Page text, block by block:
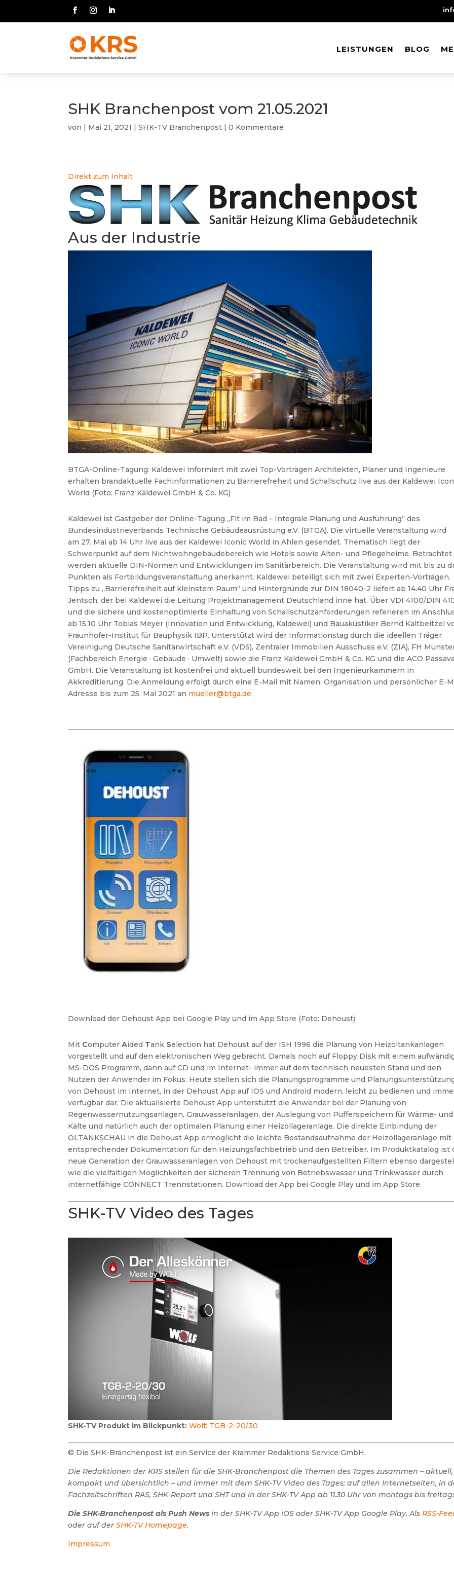
LEISTUNGEN BLOG
LEISTUNGEN BLOG
SHK Branchenpost vom 21.05.2021
von | Mai 21, 2021 |SHK-TV Branchenpost |0 Kommentare
Direkt zum Inhalt
Aus der Industrie
BTGA-Online-Tagung: Kaldewei informiert mit zwei Top-Vorträgen Architekten, Planer und Ingenieure
erhalten brandaktuelle Fachinformationen zu Barrierefreheit und Schallschutz live aus der Kaldewei
World (Foto: Franz Kaldewei GmbH & Co. KG)
Kaldewei ist Gastgeber der Online-Tagung „Fit im Bad – Integrale Planung und Ausführung“ des
Bundesindustrieverbands Technische Gebäudeausrüstung e.V. (BTGA). Die virtuelle Veranstaltung wird
am 27. Mai ab 14 Uhr live aus der Kaldewei Iconic World in Ahlen gesendet. Thematisch liegt der
Schwerpunkt auf dem Nichtwohngebäudebereich wie Hotels sowie Alten- und Pflegeheime. Betrachtet
werden aktuelle DIN-Normen und Entwicklungen im Sanitärbereich. Die Veranstaltung wird mit bis zu
Punkten als Fortbildungsveranstaltung anerkannt. Kaldewei beteiligt sich mit zwei Experten-Vorträgen.
Tipps zu „Barrierefreiheit auf kleinstem Raum“ und Hintergründe zur DIN 18040-2 liefert ab14.40 Uhr
Jentsch, der bei Kaldewei die Leitung Projektmanagement Deutschland inne hat. Über VDI 4100/DIN
und die sichere und kostenoptimierte Einhaltung von Schallschutzanforderungen referieren im
ab 15.10 Uhr Tobias Meyer (Innovation und Entwicklung, Kaldewei) und Bauakustiker Bernd Kaltbeitzel
Fraunhofer-Institut für Bauphysik IBP. Unterstützt wird der Informationstag durch die ideellen Träger
Vereinigung Deutsche Sanitärwirtschaft e.V. (VDS), Zentraler Immobilien Ausschuss e.V. (ZIA), FH
(Fachbereich Energie · Gebäude · Umwelt) sowie die Franz Kaldewei GmbH & Co. KG und die ACO
GmbH. Die Veranstaltung ist kostenfrei und aktuell bundesweit bei den Ingenieurkammern in
Akkreditierung. Die Anmeldung erfolgt durch eine E-Mail mit Namen, Organisation und persönlicher E-
Adresse bis zum 25. Mai 2021 an mueller@btga.de.
Download der Dehoust App bei Google Play und im App Store (Foto: Dehoust)
Mit ComputerAided Tank Selection hat Dehoust auf der ISH 1996 die Planung von Heizöltankanlagen
vorgestellt und auf den elektronischen Weg gebracht. Damals noch auf Floppy Disk mit einem
MS-DOS Programm, dann auf CD und im Internet- immer auf dem technisch neuesten Stand und den
Nutzen der Anwender im Fokus. Heute stellen sich die Planungsprogramme und
von Dehoust im Internet, in der Dehoust App auf IOS und Android modern, leicht zu bedienen und
verfügbar dar. Die aktualisierte Dehoust App unterstützt die Anwender bei der Planung von
Regenwassernutzungsanlagen, Grauwasseranlagen, der Auslegung von Pufferspeichern für Wärme- und
Kälte und natürlich auch der optimalen Planung einer Heizöllageranlage. Die direkte Einbindung der
ÖLTANKSCHAU in die Dehoust App ermöglicht die leichte Bestandsaufnahme der Heizöllageranlage mit
entsprechender Dokumentation für den Heizungsfachbetrieb und den Betreiber. Im Produktkatalog ist
neue Generation der Grauwasseranlagen von Dehoust mit trockenaufgestellten Filtern ebenso
wie die vielfältigen Möglichkeiten der sicheren Trennung von Betriebswasser und Trinkwasser durch
internetfähige CONNECT Trennstationen. Download der App bei Google Play und im App Store.
SHK-TV Video des Tages
SHK-TV Produkt im Blickpunkt: Wolf: TGB-2-20/30
© Die SHK-Branchenpost ist ein Service der Krammer Redaktions Service GmbH.
Die Redaktionen der KRS stellen für die SHK-Branchenpost die Themen des Tages zusammen – aktuell,
kompakt und übersichtlich – und immer mit dem SHK-TV Video des Tages; auf allen Internetseiten, in
Fachzeitschriften RAS, SHK-Report und SHT und in der SHK-TV App ab 11.30 Uhr von montags bis
Die SHK-Branchenpost als Push News in der SHK-TV App iOS oder SHK-TV App Google Play. AlsRSS-
oder auf derSHK-TV Homepage.
Impressum